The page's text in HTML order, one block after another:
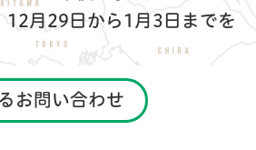
12月29日から1月3日までを
お問い合わせ